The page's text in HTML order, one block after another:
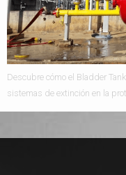
Descubre cómo el Bladder
sistemas de extinción en la